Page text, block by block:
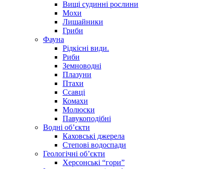
Вищі судинні рослини
Мохи
Лишайники
Гриби
Фауна
Рідкісні види.
Риби
Земноводні
Плазуни
Птахи
Ссавці
Комахи
Молюски
Павукоподібні
Водні об’єкти
Каховські джерела
Степові водоспади
Геологічні об’єкти
Херсонські “гори”